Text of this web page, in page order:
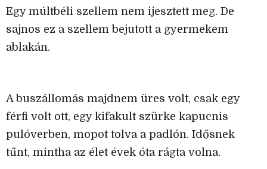
Egy múltbéli szellem nem ijesztett meg. De
sajnos ez a szellem bejutott a gyermekem
ablakán.
A buszállomás majdnem üres volt, csak egy
férfi volt ott, egy kifakult szürke kapucnis
pulóverben, mopot tolva a padlón. Idősnek
tűnt, mintha az élet évek óta rágta volna.